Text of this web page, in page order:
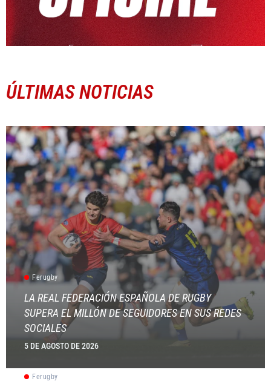
ÚLTIMAS NOTICIAS
Ferugby
LA REAL FEDERACIÓN ESPAÑOLA DE RUGBY
SUPERA EL MILLÓN DE SEGUIDORES EN SUS REDES
SOCIALES
5 DE AGOSTO DE 2026
Ferugby